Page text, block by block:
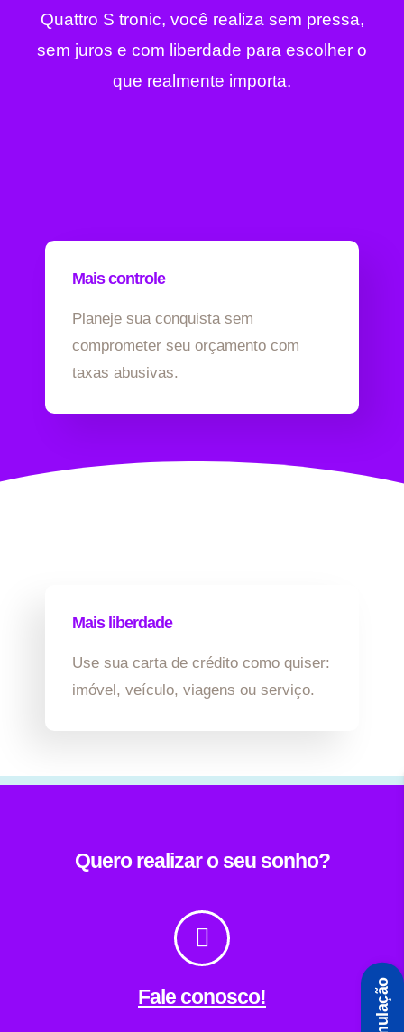
Quattro S tronic, você realiza sem pressa,
sem juros e com liberdade para escolher o
que realmente importa.
Mais controle
Planeje sua conquista sem
comprometer seu orçamento com
taxas abusivas.
Mais liberdade
Use sua carta de crédito como quiser:
imóvel, veículo, viagens ou serviço.
Quero realizar o seu sonho?
Fale conosco! Simulação